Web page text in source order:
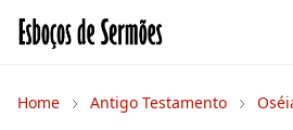
Home Antigo Testamento